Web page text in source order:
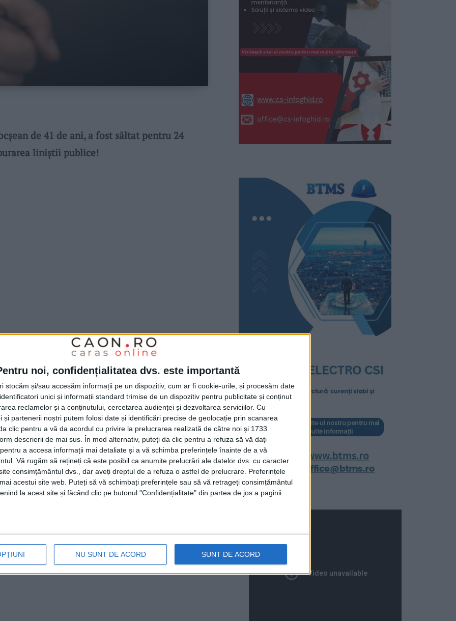
noi, confidențialitatea dvs. este importantă
stocăm și/sau accesăm informații pe un dispozitiv, cum ar fi cookie-urile, și procesăm date
unici și informații standard trimise de un dispozitiv pentru publicitate și conținut
reclamelor și a conținutului, cercetarea audienței și dezvoltarea serviciilor. Cu
și partenerii noștri putem folosi date și identificări precise de geolocație prin scanarea
clic pentru a vă da acordul cu privire la prelucrarea realizată de către noi și 1733
descrierii de mai sus. În mod alternativ, puteți da clic pentru a refuza să vă dați
a accesa informații mai detaliate și a vă schimba preferințele înainte de a vă
Vă rugăm să rețineți că este posibil ca anumite prelucrări ale datelor dvs. cu caracter
consimțământul dvs., dar aveți dreptul de a refuza o astfel de prelucrare. Preferințele
acestui site web. Puteți să vă schimbați preferințele sau să vă retrageți consimțământul
la acest site și făcând clic pe butonul "Confidențialitate" din partea de jos a paginii
NU SUNT DE ACORD SUNT DE ACORD
de 41 de ani, a fost săltat pentru 24
liniștii publice!
Poliția Orașului Bocșaau dispus măsura
un bărbat de 41 de ani, din localitate,
ar fi distrus cu unlanț geamurile
și liniștea publică, precizează Poliția
în Centrul de Reținere și Arestare
fiind continuate pentru săvârșirea
ordinii și liniștii publice.“